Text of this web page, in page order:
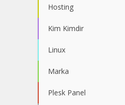
Hosting
Kim Kimdir
Linux
Marka
Plesk Panel